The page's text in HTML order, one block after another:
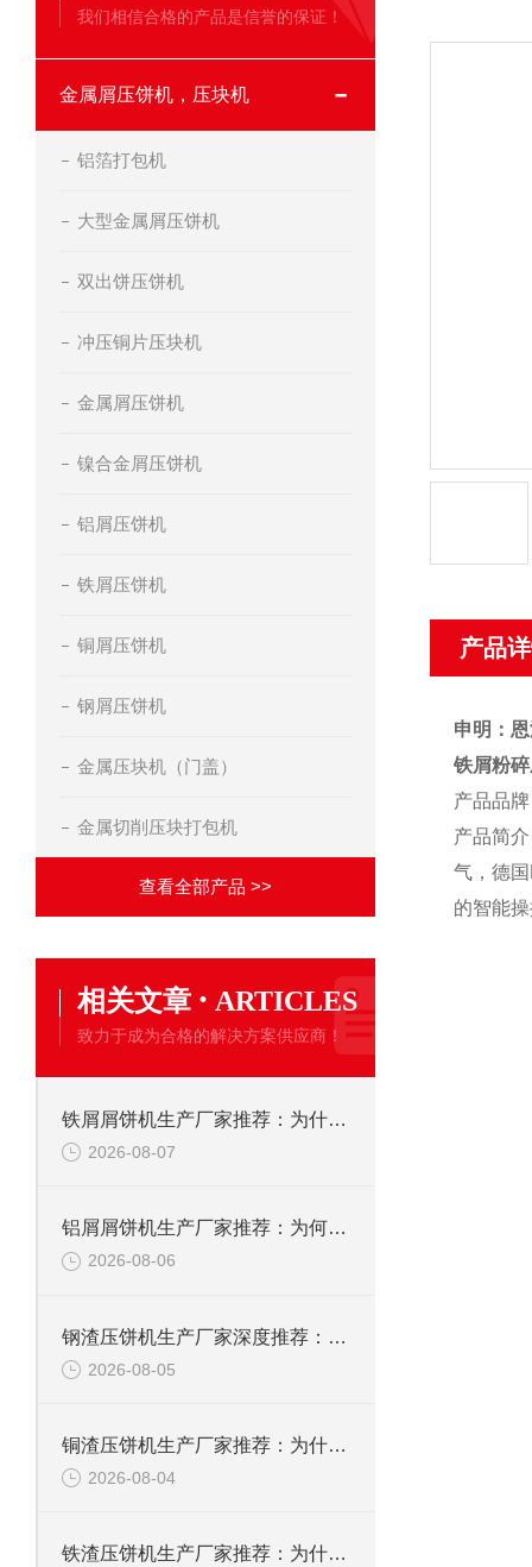
我们相信合格的产品是信誉的保证！
金属屑压饼机，压块机
铝箔打包机
大型金属屑压饼机
双出饼压饼机
冲压铜片压块机
金属屑压饼机
镍合金屑压饼机
铝屑压饼机
铁屑压饼机
铜屑压饼机
钢屑压饼机
金属压块机（门盖）
金属切削压块打包机
查看全部产品 >>
相关文章 · ARTICLES
致力于成为合格的解决方案供应商！
铁屑屑饼机生产厂家推荐：为什么恩派特是您的优选伙伴
2026-08-07
铝屑屑饼机生产厂家推荐：为何恩派特成为金属回收行业的“隐形优选”？
2026-08-06
钢渣压饼机生产厂家深度推荐：为何恩派特成为高净值产线的优选
2026-08-05
铜渣压饼机生产厂家推荐：为什么恩派特成为众多企业的信赖？
2026-08-04
铁渣压饼机生产厂家推荐：为什么恩派特成为众多企业的优选？
产品
申明：
铁屑粉
产品品
产品简
气，德
的智能